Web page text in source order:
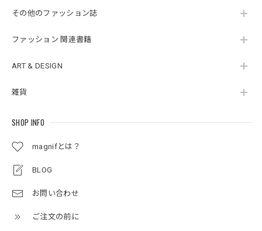
その他のファッション誌
ファッション 関連書籍
ART & DESIGN
雑貨
SHOP INFO
magnifとは？
BLOG
お問い合わせ
ご注文の前に